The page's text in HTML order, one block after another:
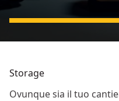
Storage
Ovunque sia il tuo